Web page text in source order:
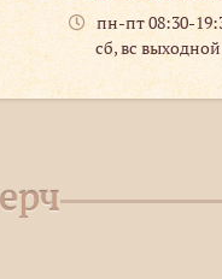
пн-пт 08:30-
сб, вс выходной